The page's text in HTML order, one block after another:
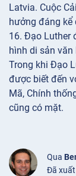
Latvia. Cuộc
hưởng đáng
16. Đạo Luther
hình di sản
Trong khi Đạo
được biết đến
Mã, Chính
cũng có mặt.
Qua
Đã xuất